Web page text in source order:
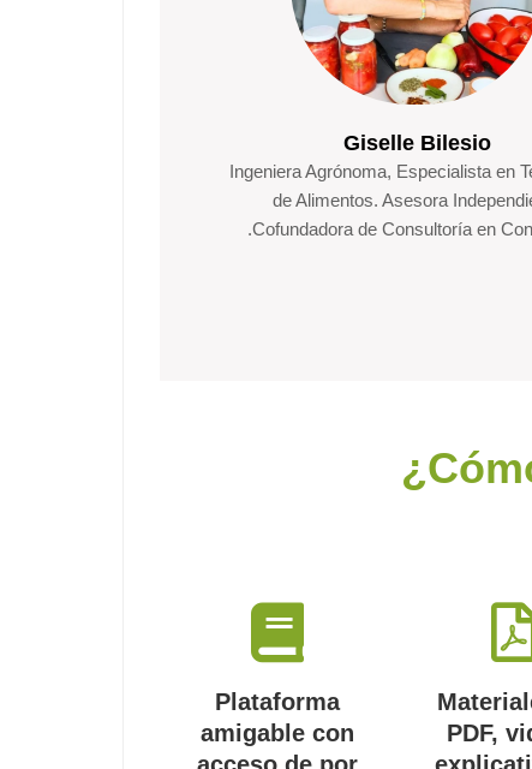
Giselle Bilesio
Ingeniera Agrónoma, Especialista en
de Alimentos. Asesora
.Cofundadora de Consultoría en
Plataforma
amigable con
PDF,